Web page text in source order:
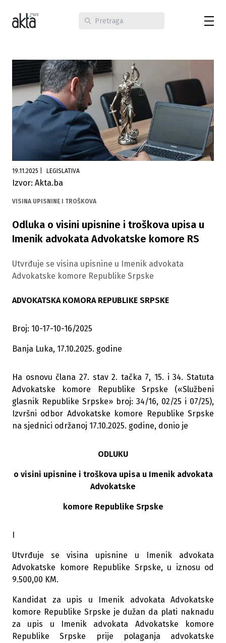
19.11.2025 LEGISLATIVA
Izvor: Akta.ba
VISINA UPISNINE I TROŠKOVA
Odluka o visini upisnine i troškova upisa u
Imenik advokata Advokatske komore RS
Utvrđuje se visina upisnine u Imenik advokata
Advokatske komore Republike Srpske
ADVOKATSKA KOMORA REPUBLIKE SRPSKE
Broj: 10-17-10-16/2025
Banja Luka, 17.10.2025. godine
Ha osnovu člana 27. stav 2. tačka 7, 15. i 34. Statuta
Advokatske komore Republike Srpske («Službeni
glasnik Republike Srpske» broj: 34/16, 02/25 i 07/25),
Izvršni odbor Advokatske komore Republike Srpske
na sjednici održanoj 17.10.2025. godine, donio je
ODLUKU
o visini upisnine i troškova upisa u Imenik advokata
Advokatske
komore Republike Srpske
I
Utvrđuje se visina upisnine u Imenik advokata
Advokatske komore Republike Srpske, u iznosu od
9.500,00 KM.
Kandidat za upis u Imenik advokata Advokatske
komore Republike Srpske je dužan da plati naknadu
za upis u Imenik advokata Advokatske komore
Republike Srpske prije polaganja advokatske